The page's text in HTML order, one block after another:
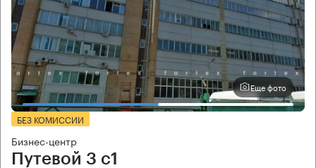
Еще фото
БЕЗ КОМИССИИ
Бизнес-центр
Путевой 3 с1